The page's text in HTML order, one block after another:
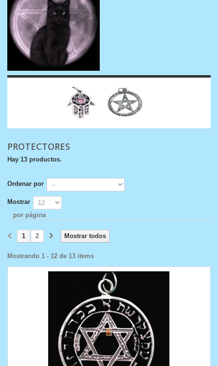
PROTECTORES
Hay 13 productos.
Ordenar por
Mostrar
por página
Mostrar todos
1 2
Mostrando 1 - 12 de 13 items